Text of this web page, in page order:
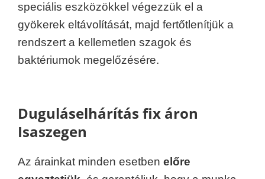
speciális eszközökkel végezzük el a
gyökerek eltávolítását, majd fertőtlenítjük a
rendszert a kellemetlen szagok és
baktériumok megelőzésére.
Duguláselhárítás fix áron
Isaszegen
Az árainkat minden esetben előre